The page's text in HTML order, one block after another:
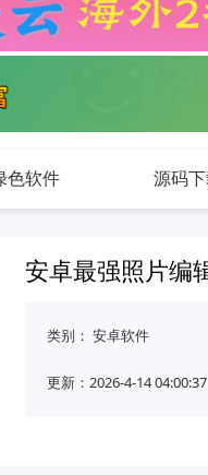
色软件 源码
安卓最强照片编
类别： 安卓软件
更新：2026-4-14 04:00:37